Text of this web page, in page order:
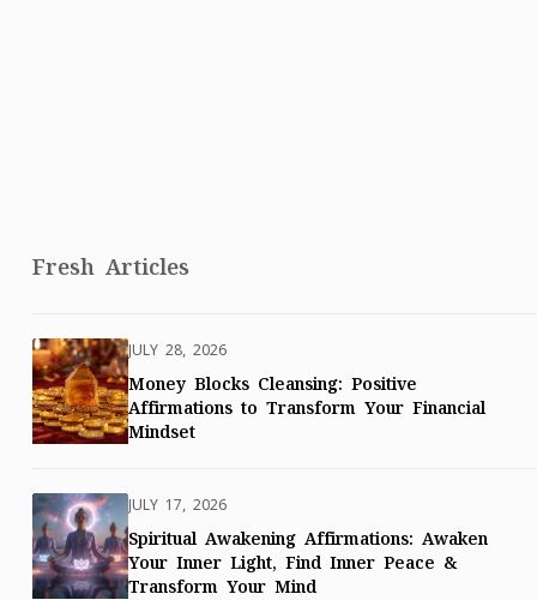
Fresh Articles
JULY 28, 2026
Money Blocks Cleansing: Positive
Affirmations to Transform Your Financial
Mindset
JULY 17, 2026
Spiritual Awakening Affirmations: Awaken
Your Inner Light, Find Inner Peace &
Transform Your Mind